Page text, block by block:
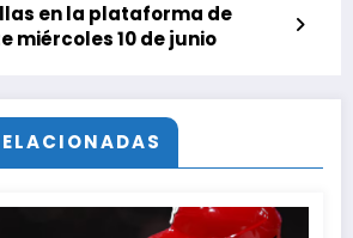
en la plataforma de
miércoles 10 de junio